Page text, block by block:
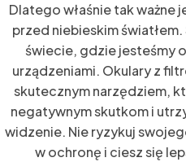
Dlatego właśnie tak ważne
przed niebieskim
świecie, gdzie jesteśmy
urządzeniami. Okulary z
skutecznym narzędziem,
negatywnym skutkom i
widzenie. Nie ryzykuj
w ochronę i ciesz się